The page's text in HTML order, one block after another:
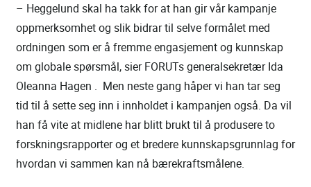
– Heggelund skal ha takk for at han gir vår kampanje
oppmerksomhet og slik bidrar til selve formålet med
ordningen som er å fremme engasjement og kunnskap
om globale spørsmål, sier FORUTs generalsekretær Ida
Oleanna Hagen . Men neste gang håper vi han tar seg
tid til å sette seg inn i innholdet i kampanjen også. Da vil
han få vite at midlene har blitt brukt til å produsere to
forskningsrapporter og et bredere kunnskapsgrunnlag for
hvordan vi sammen kan nå bærekraftsmålene.